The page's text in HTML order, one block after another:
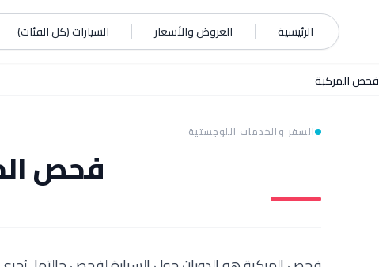
الرئيسية العروض والأسعار السيارات (كل الفئات)
فحص المركبة
السفر والخدمات اللوجستية
فحص